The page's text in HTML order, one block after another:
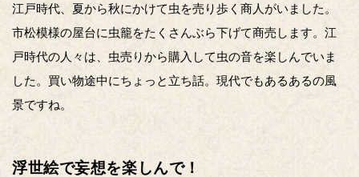
江戸時代、夏から秋にかけて虫を売り歩く商人がいました。
市松模様の屋台に虫籠をたくさんぶら下げて商売します。江
戸時代の人々は、虫売りから購入して虫の音を楽しんでいま
した。買い物途中にちょっと立ち話。現代でもあるあるの風
景ですね。
浮世絵で妄想を楽しんで！